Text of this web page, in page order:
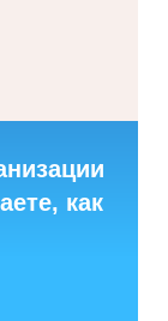
как